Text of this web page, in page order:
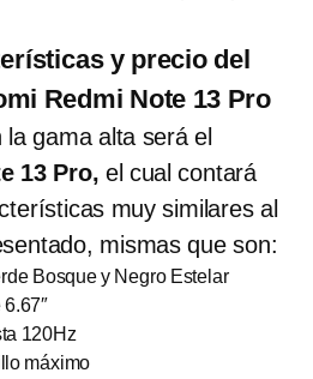
y precio del
Redmi Note 13 Pro
gama alta será el
13 Pro, el cual contará
muy similares al
mismas que son:
Bosque y Negro Estelar
120Hz
máximo